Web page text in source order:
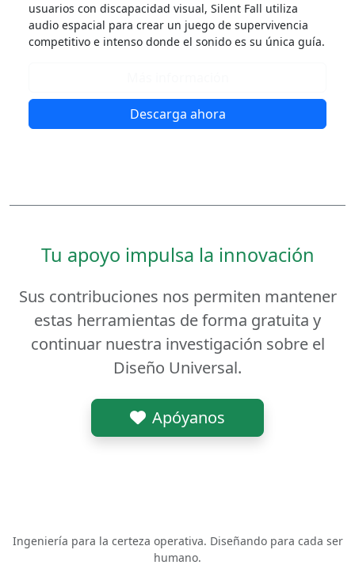
usuarios con discapacidad visual, Silent Fall utiliza
audio espacial para crear un juego de supervivencia
competitivo e intenso donde el sonido es su única guía.
Descarga ahora
Tu apoyo impulsa la innovación
Sus contribuciones nos permiten mantener
estas herramientas de forma gratuita y
continuar nuestra investigación sobre el
Diseño Universal.
Apóyanos
Ingeniería para la certeza operativa. Diseñando para cada ser
humano.